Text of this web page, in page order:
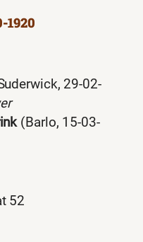
1920
29-02-
(Barlo, 15-03-
52